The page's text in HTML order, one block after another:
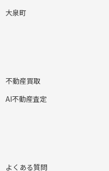
大泉町
不動産買取
AI不動産査定
よくある質問